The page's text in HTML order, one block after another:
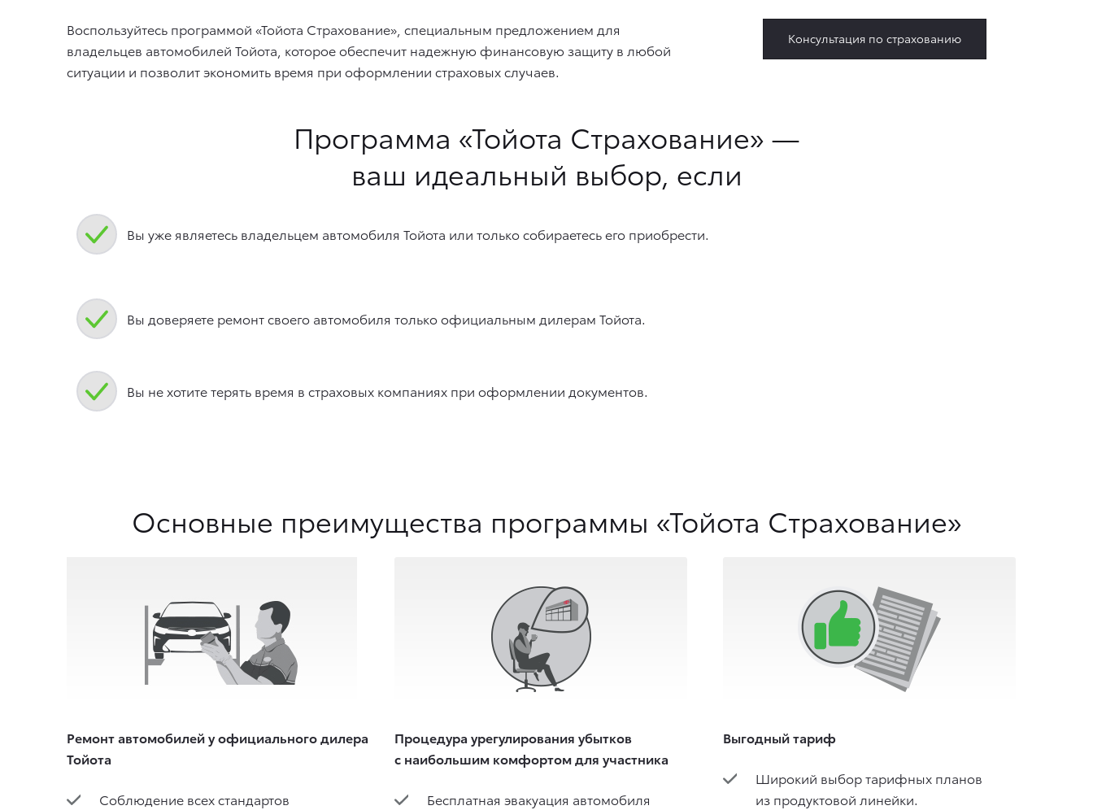
Воспользуйтесь программой «Тойота Страхование», специальным предложением для
владельцев автомобилей Тойота, которое обеспечит надежную финансовую защиту в любой
ситуации и позволит экономить время при оформлении страховых случаев.
Консультация по страхованию
Программа «Тойота Страхование» —
ваш идеальный выбор, если
Вы уже являетесь владельцем автомобиля Тойота или только собираетесь его приобрести.
Вы доверяете ремонт своего автомобиля только официальным дилерам Тойота.
Вы не хотите терять время в страховых компаниях при оформлении документов.
Основные преимущества программы «Тойота Страхование»
Ремонт автомобилей у официального дилера
Тойота
Соблюдение всех стандартов
Процедура урегулирования убытков
с наибольшим комфортом для участника
Бесплатная эвакуация автомобиля
Выгодный тариф
Широкий выбор тарифных планов
из продуктовой линейки.